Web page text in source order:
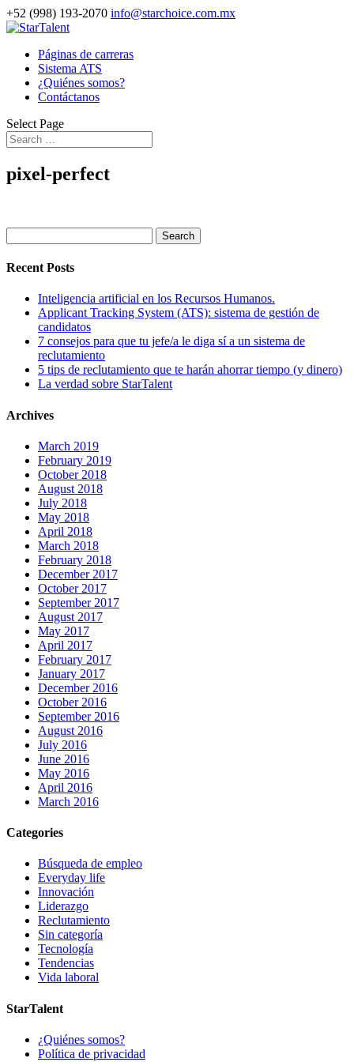
+52 (998) 193-2070 info@starchoice.com.mx
Páginas de carreras
Sistema ATS
¿Quiénes somos?
Contáctanos
Select Page
pixel-perfect
for:
Recent Posts
Inteligencia artificial en los Recursos Humanos.
Applicant Tracking System (ATS): sistema de gestión de
candidatos
7 consejos para que tu jefe/a le diga sí a un sistema de
reclutamiento
5 tips de reclutamiento que te harán ahorrar tiempo (y dinero)
La verdad sobre StarTalent
Archives
March 2019
February 2019
October 2018
August 2018
July 2018
May 2018
April 2018
March 2018
February 2018
December 2017
October 2017
September 2017
August 2017
May 2017
April 2017
February 2017
January 2017
December 2016
October 2016
September 2016
August 2016
July 2016
June 2016
May 2016
April 2016
March 2016
Categories
Búsqueda de empleo
Everyday life
Innovación
Liderazgo
Reclutamiento
Sin categoría
Tecnología
Tendencias
Vida laboral
StarTalent
¿Quiénes somos?
Política de privacidad